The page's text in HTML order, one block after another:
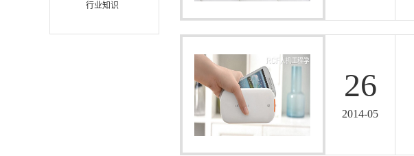
行业知识
2014-05
26